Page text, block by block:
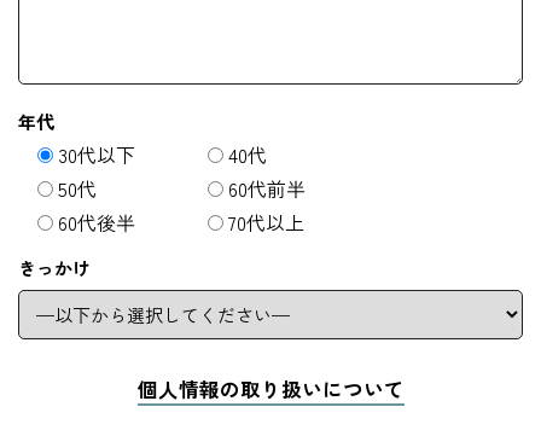
年代
30代以下
40代
50代
60代前半
60代後半
70代以上
きっかけ
個人情報の取り扱いについて